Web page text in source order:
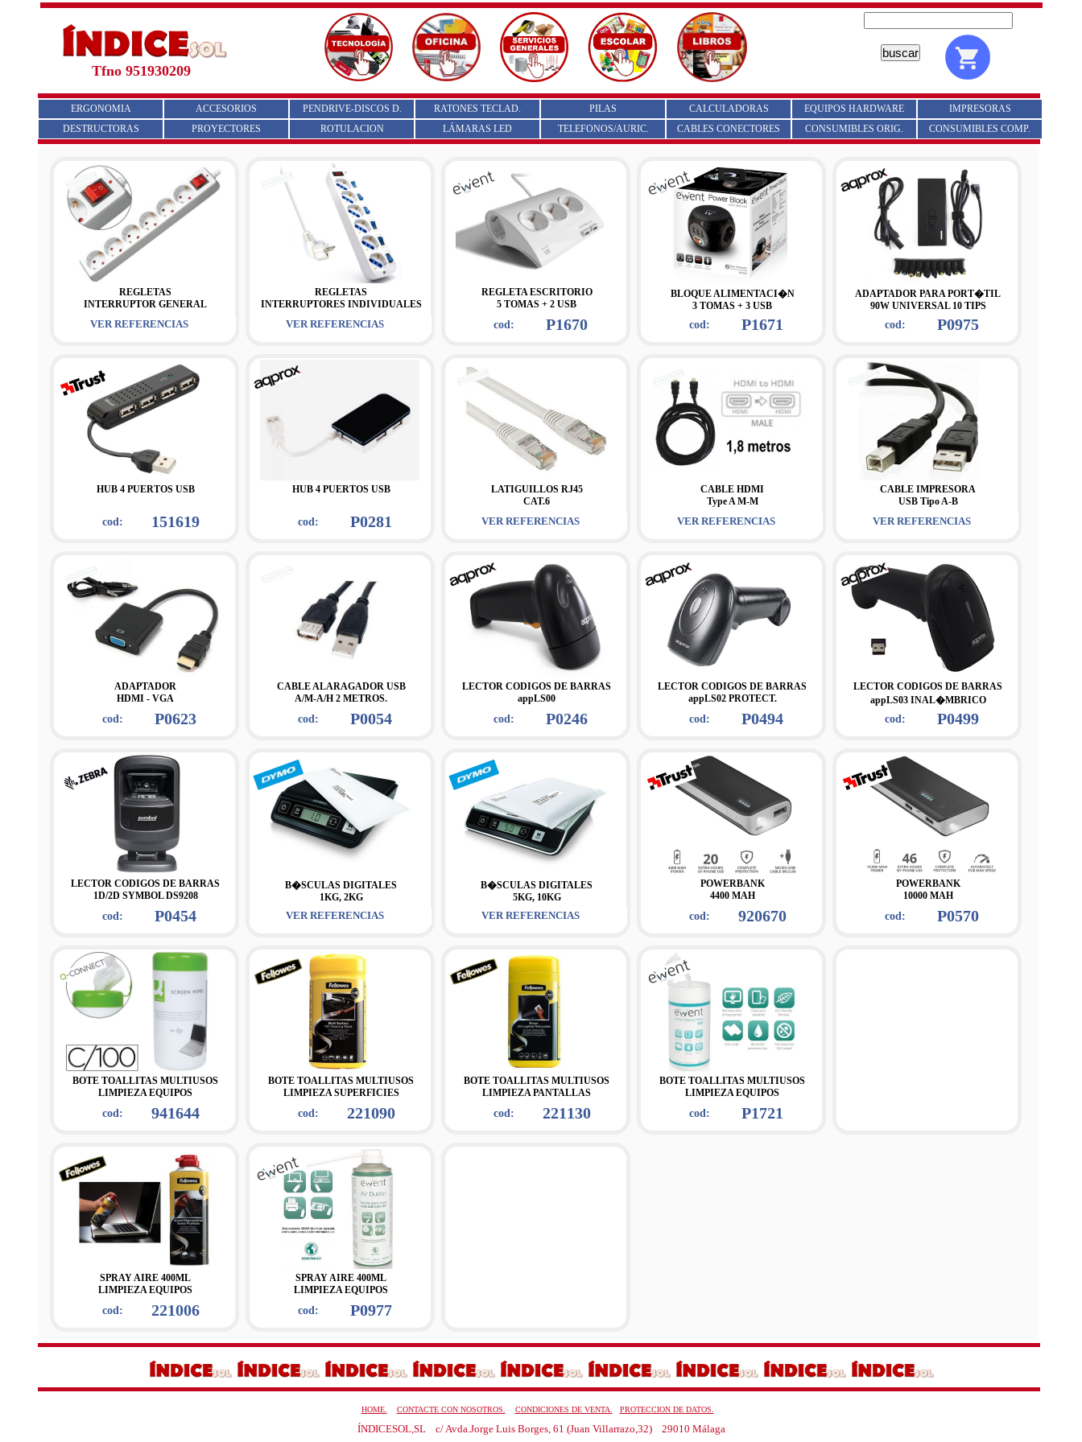
Tfno 951930209
ERGONOMIA ACCESORIOS PENDRIVE-DISCOS D. RATONES TECLAD. PILAS CALCULADORAS EQUIPOS HARDWARE
IMPRESORAS
DESTRUCTORAS
PROYECTORES ROTULACION LÁMARAS LED TELEFONOS/AURIC. CABLES CONECTORES CONSUMIBLES ORIG. CONSUMIBLES COMP.
REGLETAS
INTERRUPTOR GENERAL
VER REFERENCIAS
REGLETAS
INTERRUPTORES INDIVIDUALES
VER REFERENCIAS
REGLETA ESCRITORIO
5 TOMAS + 2 USB
cod: P1670
BLOQUE ALIMENTACI�N
3 TOMAS + 3 USB
cod: P1671
ADAPTADOR PARA PORT�TIL
90W UNIVERSAL 10 TIPS
cod: P0975
HUB 4 PUERTOS USB
cod: 151619
HUB 4 PUERTOS USB
cod: P0281
LATIGUILLOS RJ45
CAT.6
VER REFERENCIAS
CABLE HDMI
Type A M-M
VER REFERENCIAS
CABLE IMPRESORA
USB Tipo A-B
VER REFERENCIAS
ADAPTADOR
HDMI - VGA
cod: P0623
CABLE ALARAGADOR USB
A/M-A/H 2 METROS.
cod: P0054
LECTOR CODIGOS DE BARRAS
appLS00
cod: P0246
LECTOR CODIGOS DE BARRAS
appLS02 PROTECT.
cod: P0494
LECTOR CODIGOS DE BARRAS
appLS03 INAL�MBRICO
cod: P0499
LECTOR CODIGOS DE BARRAS
1D/2D SYMBOL DS9208
cod: P0454
B�SCULAS DIGITALES
1KG, 2KG
VER REFERENCIAS
B�SCULAS DIGITALES
5KG, 10KG
VER REFERENCIAS
POWERBANK
4400 MAH
cod: 920670
POWERBANK
10000 MAH
cod: P0570
BOTE TOALLITAS MULTIUSOS
LIMPIEZA EQUIPOS
cod: 941644
BOTE TOALLITAS MULTIUSOS
LIMPIEZA SUPERFICIES
cod: 221090
BOTE TOALLITAS MULTIUSOS
LIMPIEZA PANTALLAS
cod: 221130
BOTE TOALLITAS MULTIUSOS
LIMPIEZA EQUIPOS
cod: P1721
SPRAY AIRE 400ML
LIMPIEZA EQUIPOS
cod: 221006
SPRAY AIRE 400ML
LIMPIEZA EQUIPOS
cod: P0977
HOME. CONTACTE CON NOSOTROS. CONDICIONES DE VENTA. PROTECCION DE DATOS.
ÍNDICESOL,SL c/ Avda.Jorge Luis Borges, 61 (Juan Villarrazo,32) 29010 Málaga